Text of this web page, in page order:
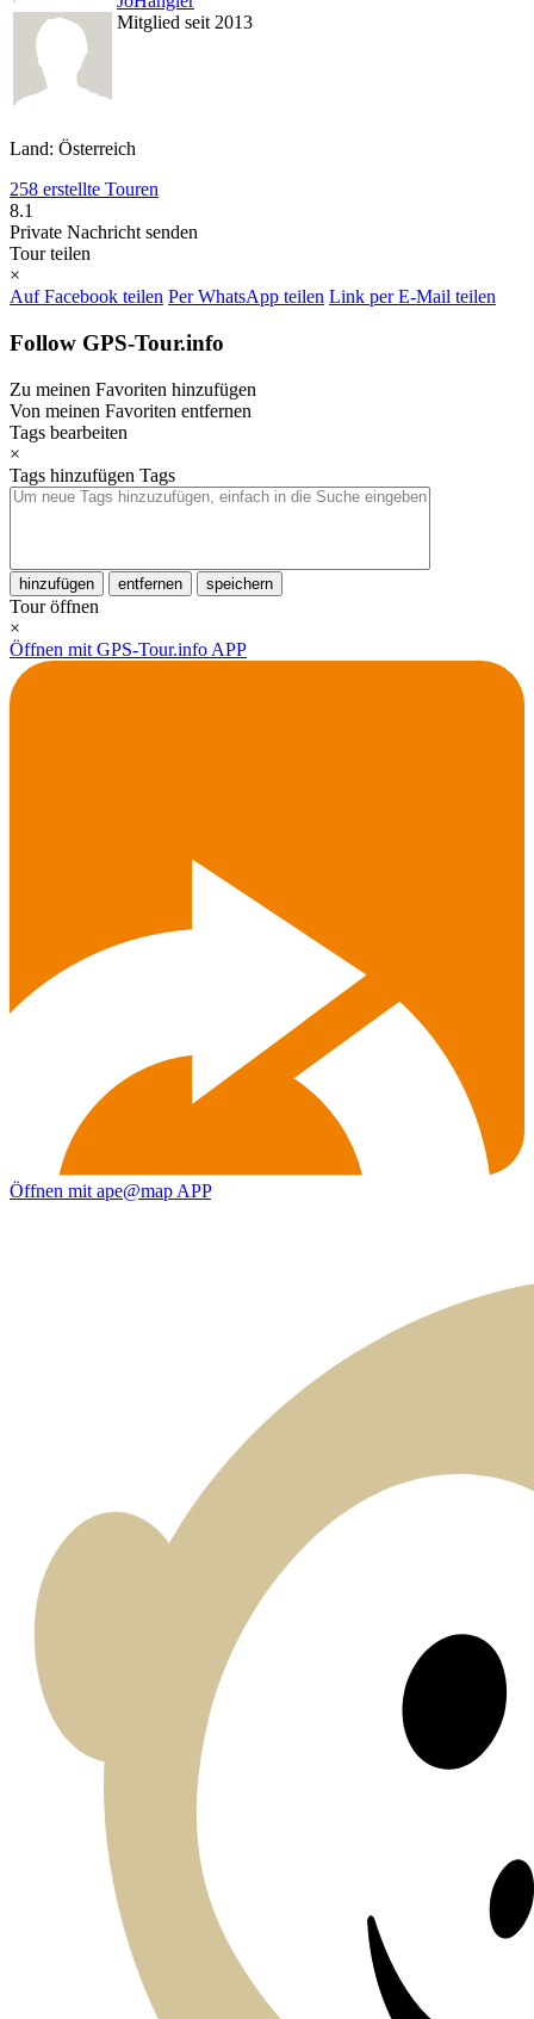
Mitglied seit 2013
Land: Österreich
258 erstellte Touren
8.1
Private Nachricht senden
Tour teilen
×
Auf Facebook teilen Per WhatsApp teilen Link per E-Mail teilen
Follow GPS-Tour.info
Zu meinen Favoriten hinzufügen
Von meinen Favoriten entfernen
Tags bearbeiten
×
Tags hinzufügen Tags
hinzufügen entfernen speichern
Tour öffnen
×
Öffnen mit GPS-Tour.info APP
Öffnen mit ape@map APP